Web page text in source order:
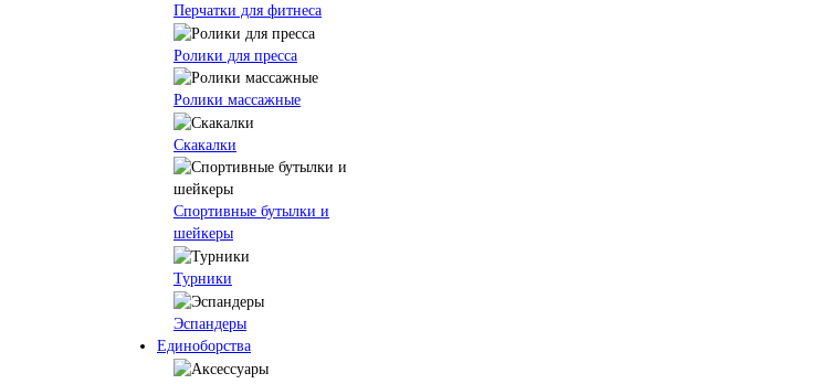
Перчатки для фитнеса
Ролики для пресса
Ролики массажные
Скакалки
Спортивные бутылки и
шейкеры
Турники
Эспандеры
Единоборства